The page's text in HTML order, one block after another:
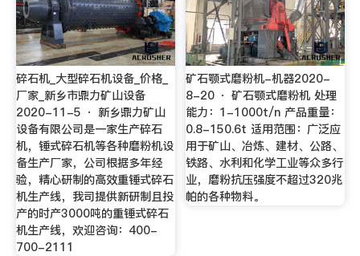
碎石机_大型碎石机设备_价格_
厂家_新乡市鼎力矿山设备
2020-11-5 · 新乡鼎力矿山
设备有限公司是一家生产碎石
机，锤式碎石机等各种磨粉机设
备生产厂家，公司根据多年经
验，精心研制的高效重锤式碎石
机生产线，我司提供新研制且投
产的时产3000吨的重锤式碎石
机生产线，欢迎咨询：400-
700-2111
矿石颚式磨粉机-机器2020-
8-20 · 矿石颚式磨粉机 处理
能力：1-1000t/n 产品重量：
0.8-150.6t 适用范围：广泛应
用于矿山、冶炼、建材、公路、
铁路、水利和化学工业等众多行
业，磨粉抗压强度不超过320兆
帕的各种物料。